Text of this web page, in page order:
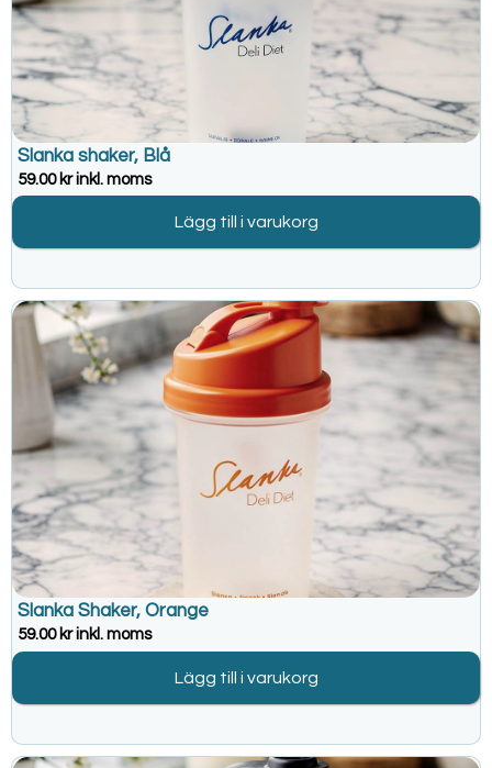
Slanka shaker, Blå
59.00 krinkl. moms
Lägg till i varukorg
Slanka Shaker, Orange
59.00 krinkl. moms
Lägg till i varukorg